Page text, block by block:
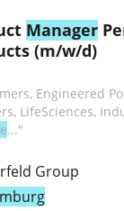
Manager
(m/w/d)
Engineered
..."
Group